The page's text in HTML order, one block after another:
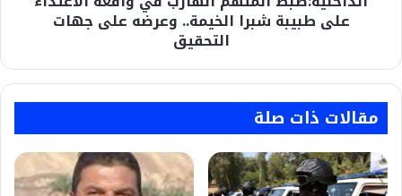
التحقيق
على طبيبة شبرا الخيمة.. وعرضه على جهات
التحقيق
مقالات ذات صلة